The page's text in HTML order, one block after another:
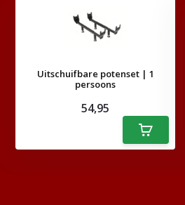
Uitschuifbare potenset | 1
persoons
54,95